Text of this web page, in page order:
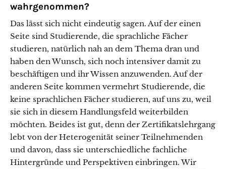
wahrgenommen?
Das lässt sich nicht eindeutig sagen. Auf der einen
Seite sind Studierende, die sprachliche Fächer
studieren, natürlich nah an dem Thema dran und
haben den Wunsch, sich noch intensiver damit zu
beschäftigen und ihr Wissen anzuwenden. Auf der
anderen Seite kommen vermehrt Studierende, die
keine sprachlichen Fächer studieren, auf uns zu, weil
sie sich in diesem Handlungsfeld weiterbilden
möchten. Beides ist gut, denn der Zertifikatslehrgang
lebt von der Heterogenität seiner Teilnehmenden
und davon, dass sie unterschiedliche fachliche
Hintergründe und Perspektiven einbringen. Wir